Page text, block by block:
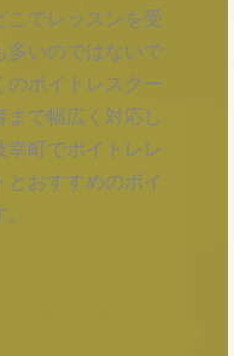
こでレッスンを受
多いのではないで
のボイトレスクー
で幅広く対応し
町でボイトレレ
とおすすめのボイ